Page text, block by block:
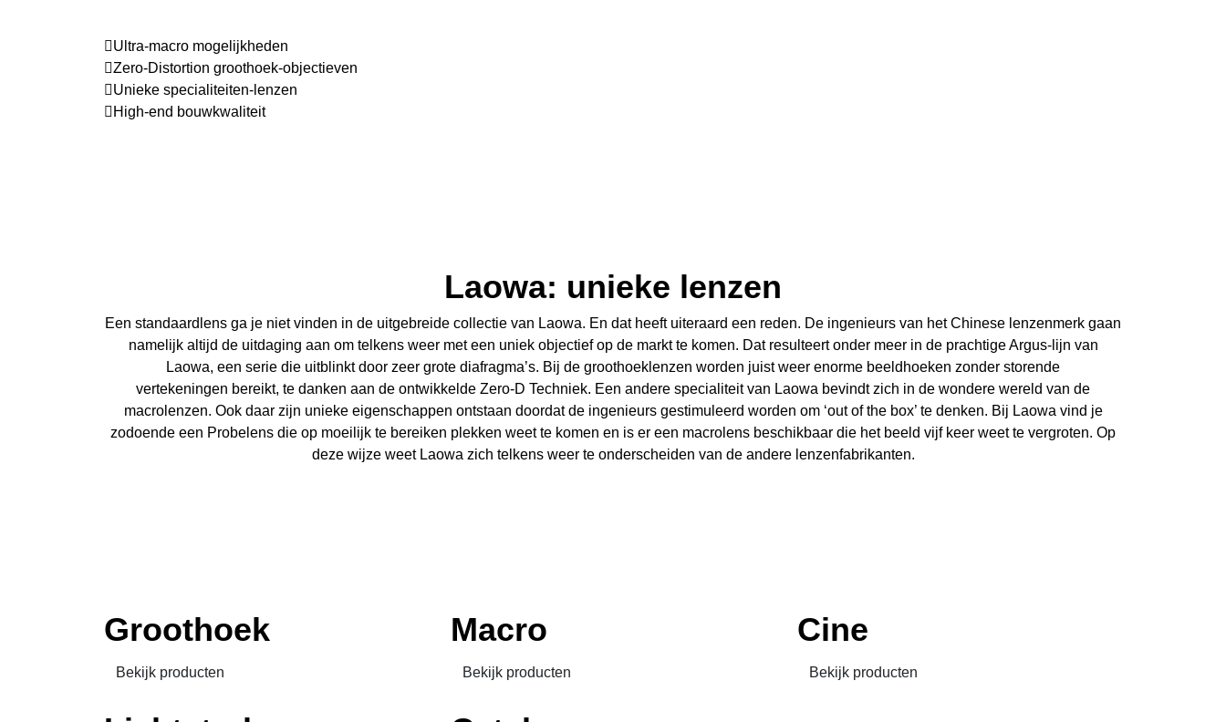
Ultra-macro mogelijkheden
Zero-Distortion groothoek-objectieven
Unieke specialiteiten-lenzen
High-end bouwkwaliteit
Laowa: unieke lenzen
Een standaardlens ga je niet vinden in de uitgebreide collectie van Laowa. En dat heeft uiteraard een reden. De ingenieurs van het Chinese lenzenmerk gaan
namelijk altijd de uitdaging aan om telkens weer met een uniek objectief op de markt te komen. Dat resulteert onder meer in de prachtige Argus-lijn van
Laowa, een serie die uitblinkt door zeer grote diafragma’s. Bij de groothoeklenzen worden juist weer enorme beeldhoeken zonder storende
vertekeningen bereikt, te danken aan de ontwikkelde Zero-D Techniek. Een andere specialiteit van Laowa bevindt zich in de wondere wereld van de
macrolenzen. Ook daar zijn unieke eigenschappen ontstaan doordat de ingenieurs gestimuleerd worden om ‘out of the box’ te denken. Bij Laowa vind je
zodoende een Probelens die op moeilijk te bereiken plekken weet te komen en is er een macrolens beschikbaar die het beeld vijf keer weet te vergroten. Op
deze wijze weet Laowa zich telkens weer te onderscheiden van de andere lenzenfabrikanten.
Groothoek
Bekijk producten
Macro
Bekijk producten
Cine
Bekijk producten